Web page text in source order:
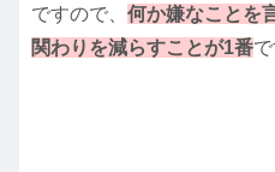
ですので、 何か嫌なことを
関わりを減らすことが1番で